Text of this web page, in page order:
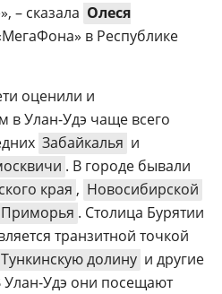
– сказала Олеся
в Республике
оценили и
в Улан-Удэ чаще всего
Забайкалья и
. В городе бывали
края , Новосибирской
Приморья . Столица Бурятии
транзитной точкой
Тункинскую долину и другие
Улан-Удэ они посещают